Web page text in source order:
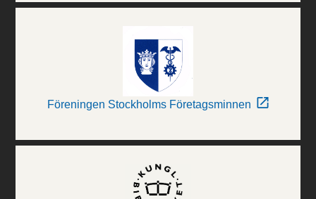
Föreningen Stockholms Företagsminnen